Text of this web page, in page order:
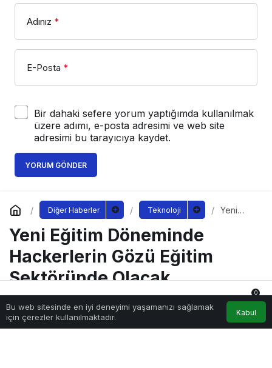
Adınız *
E-Posta *
Bir dahaki sefere yorum yaptığımda kullanılmak
üzere adımı, e-posta adresimi ve web site
adresimi bu tarayıcıya kaydet.
YORUM GÖNDER
Diğer Haberler Teknoloji
Yeni
Sektörün
Olacak
Yeni Eğitim Döneminde
Hackerlerin Gözü Eğitim
Sektöründe Olacak
Sağlıklı.Orgtarafından yayınlandı
14 Eylül 2022, 11:45yayınlandı
Bu web sitesinde en iyi deneyimi yaşamanızı sağlamak
için çerezler kullanılmaktadır.
Kabul
Anasayfa Akış Hesabım Bildirimler
0